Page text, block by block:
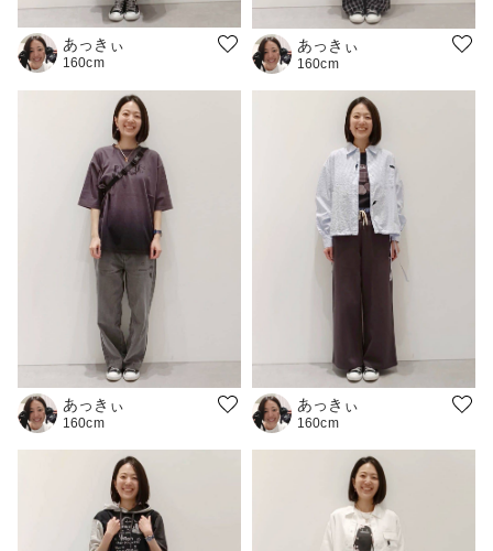
あっきぃ
160cm
あっきぃ
160cm
あっきぃ
160cm
あっきぃ
160cm